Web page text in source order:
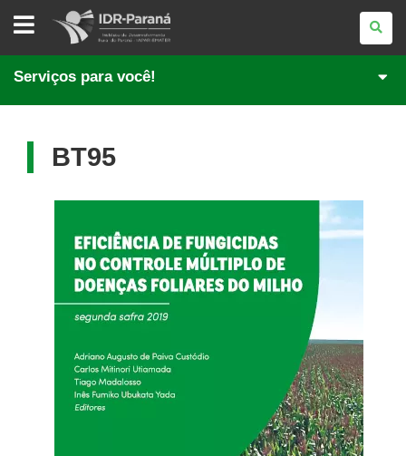
INSTITUTO
DE
DESENVOLVIMENTO
PARANÁ
Serviços para você!
BT95